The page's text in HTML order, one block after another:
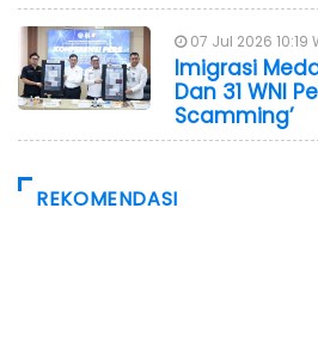
07 Jul 2026 10:19
Imigrasi
Dan 31 WNI
Scamming’
REKOMENDASI